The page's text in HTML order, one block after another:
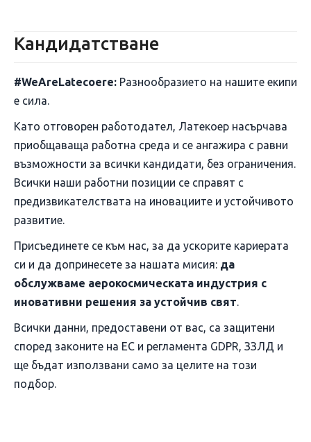
Кандидатстване
#WeAreLatecoere: Разнообразието на нашите екипи
е сила.
Като отговорен работодател, Латекоер насърчава
приобщаваща работна среда и се ангажира с равни
възможности за всички кандидати, без ограничения.
Всички наши работни позиции се справят с
предизвикателствата на иновациите и устойчивото
развитие.
Присъединете се към нас, за да ускорите кариерата
си и да допринесете за нашата мисия: да
обслужваме аерокосмическата индустрия с
иновативни решения за устойчив свят.
Всички данни, предоставени от вас, са защитени
според законите на ЕС и регламента GDPR, ЗЗЛД и
ще бъдат използвани само за целите на този
подбор.